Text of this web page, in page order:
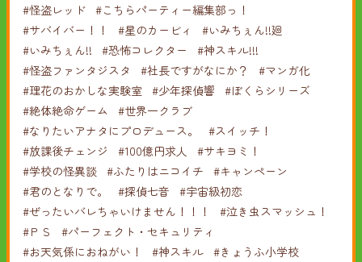
#怪盗レッド #こちらパーティー編集部っ！
#サバイバー！！
#星のカービィ
#いみちぇん!!廻
#いみちぇん!!
#恐怖コレクター
#神スキル!!!
#怪盗ファンタジスタ
#社長ですがなにか？
#マンガ化
#理花のおかしな実験室 #少年探偵響
#ぼくらシリーズ
#絶体絶命ゲーム
#世界一クラブ
#なりたいアナタにプロデュース。
#スイッチ！
#放課後チェンジ
#100億円求人
#サキヨミ！
#学校の怪異談 #ふたりはニコイチ
#キャンペーン
#君のとなりで。
#探偵七音
#宇宙級初恋
#ぜったいバレちゃいけません！！！
#泣き虫スマッシュ！
#ＰＳ
#パーフェクト・セキュリティ
#お天気係におねがい！
#神スキル #きょうふ小学校